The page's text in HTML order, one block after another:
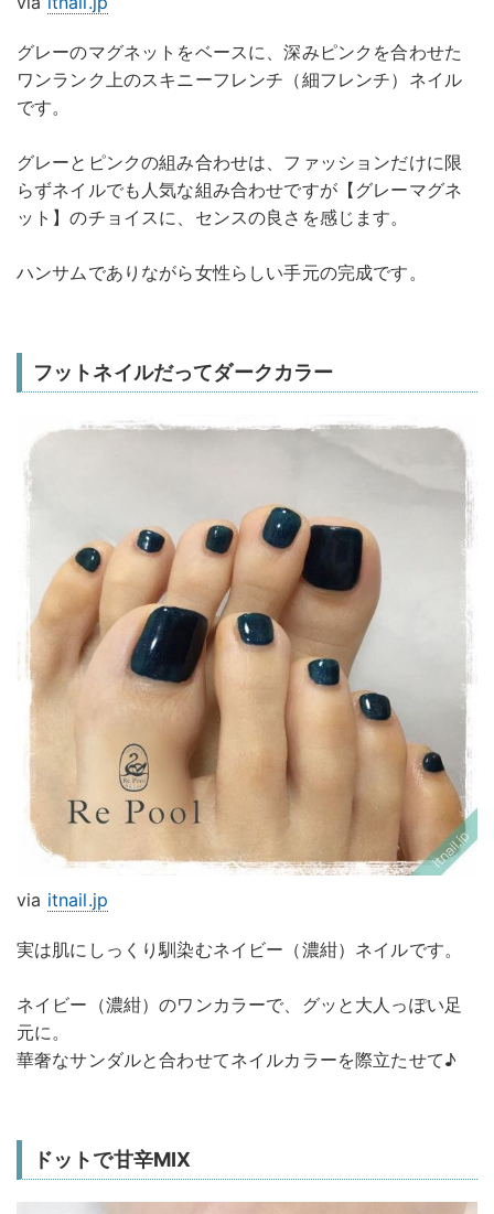
グレーのマグネットをベースに、深みピンクを合わせた
ワンランク上のスキニーフレンチ（細フレンチ）ネイル
です。
グレーとピンクの組み合わせは、ファッションだけに限
らずネイルでも人気な組み合わせですが【グレーマグネ
ット】のチョイスに、センスの良さを感じます。
ハンサムでありながら女性らしい手元の完成です。
フットネイルだってダークカラー
via itnail.jp
実は肌にしっくり馴染むネイビー（濃紺）ネイルです。
ネイビー（濃紺）のワンカラーで、グッと大人っぽい足
元に。
華奢なサンダルと合わせてネイルカラーを際立たせて♪
ドットで甘辛MIX